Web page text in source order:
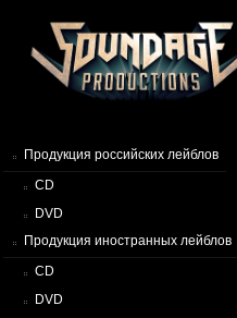
Продукция российских лейблов
CD
DVD
Продукция иностранных лейблов
CD
DVD